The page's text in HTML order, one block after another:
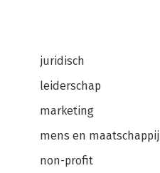
juridisch
leiderschap
marketing
mens en maatschappij
non-profit